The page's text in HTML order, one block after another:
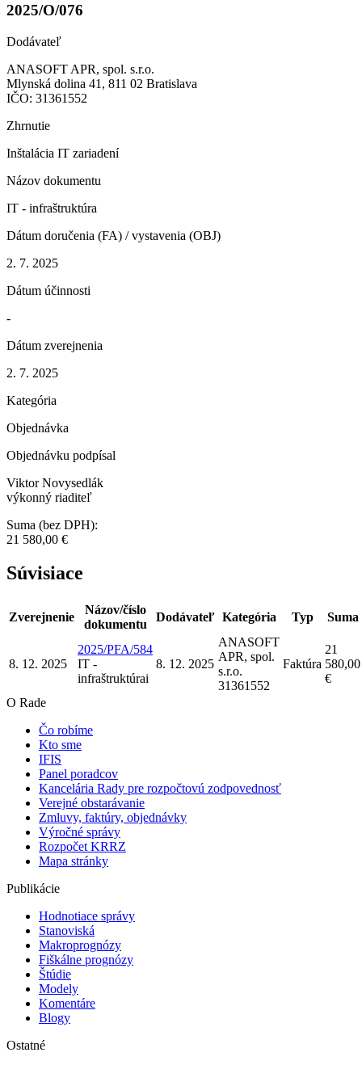
2025/O/076
Dodávateľ
ANASOFT APR, spol. s.r.o.
Mlynská dolina 41, 811 02 Bratislava
IČO: 31361552
Zhrnutie
Inštalácia IT zariadení
Názov dokumentu
IT - infraštruktúra
Dátum doručenia (FA) / vystavenia (OBJ)
2. 7. 2025
Dátum účinnosti
-
Dátum zverejnenia
2. 7. 2025
Kategória
Objednávka
Objednávku podpísal
Viktor Novysedlák
výkonný riaditeľ
Suma (bez DPH):
21 580,00 €
Súvisiace
Zverejnenie
Názov/číslo
dokumentu
Dodávateľ Kategória Typ Suma
8. 12. 2025
2025/PFA/584
IT -
infraštruktúrai
8. 12. 2025
ANASOFT
APR, spol.
s.r.o.
31361552
Faktúra
21
580,00
€
O Rade
Čo robíme
Kto sme
IFIS
Panel poradcov
Kancelária Rady pre rozpočtovú zodpovednosť
Verejné obstarávanie
Zmluvy, faktúry, objednávky
Výročné správy
Rozpočet KRRZ
Mapa stránky
Publikácie
Hodnotiace správy
Stanoviská
Makroprognózy
Fiškálne prognózy
Štúdie
Modely
Komentáre
Blogy
Ostatné